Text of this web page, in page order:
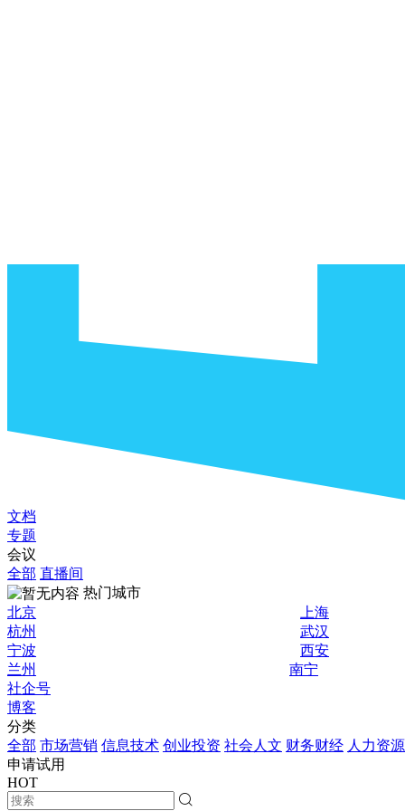
文档
专题
会议
全部 直播间
热门城市
北京
上海
杭州
武汉
宁波
西安
兰州
南宁
社企号
博客
分类
全部 市场营销 信息技术 创业投资 社会人文 财务财经 人力资源
申请试用
HOT